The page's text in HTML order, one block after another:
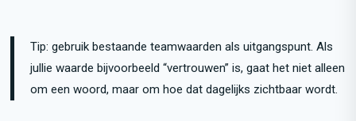
Tip: gebruik bestaande teamwaarden als uitgangspunt. Als
jullie waarde bijvoorbeeld “vertrouwen” is, gaat het niet alleen
om een woord, maar om hoe dat dagelijks zichtbaar wordt.